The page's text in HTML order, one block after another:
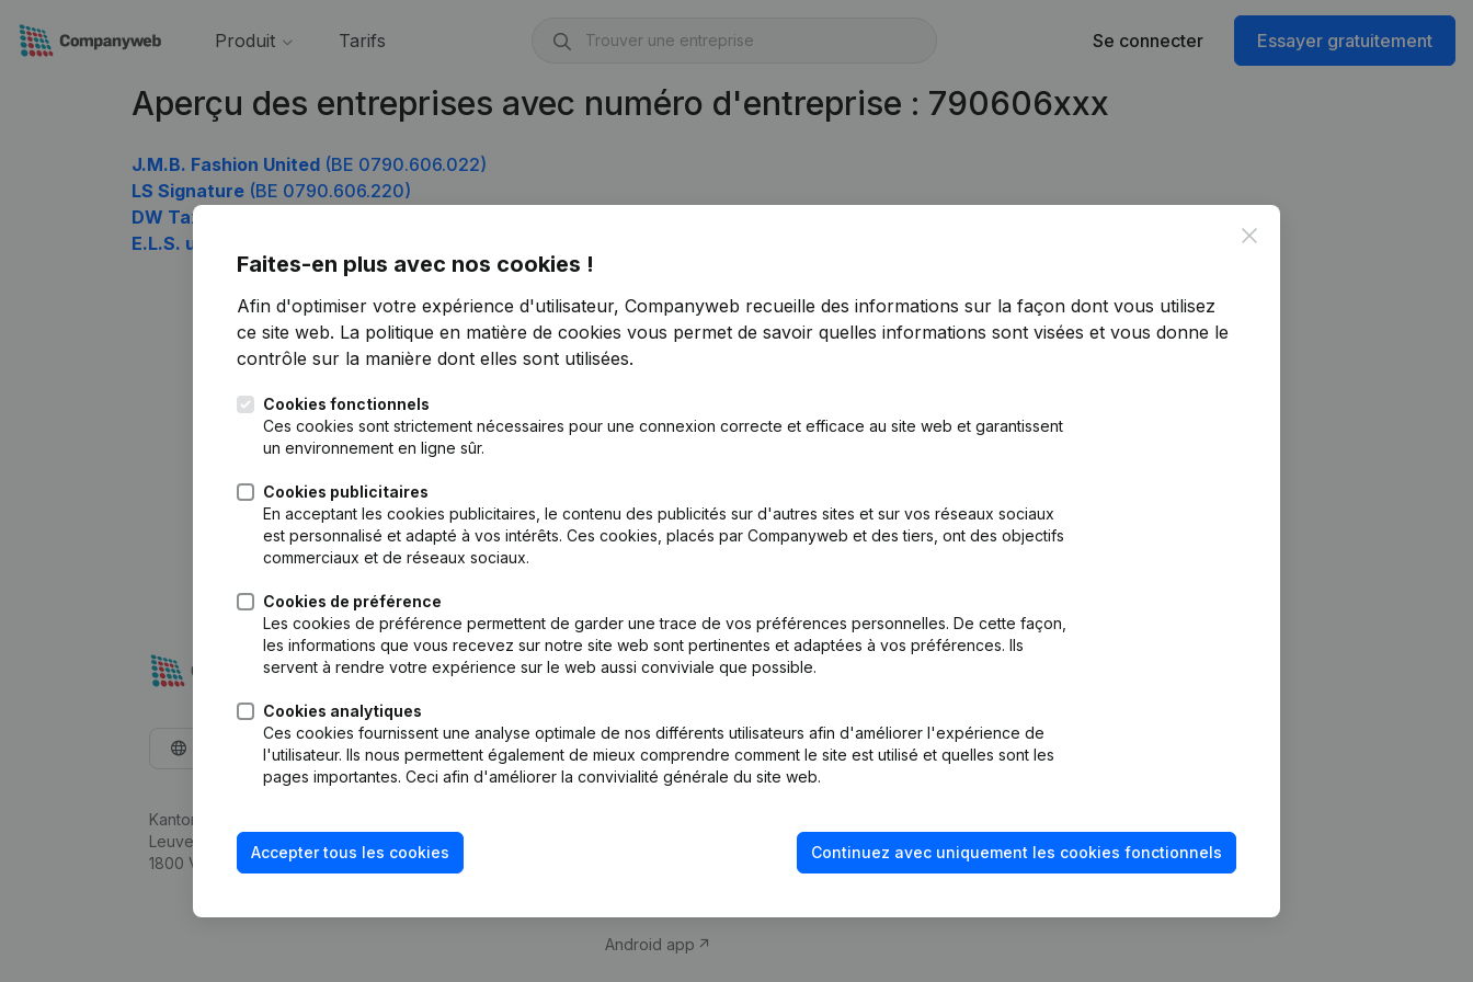
Produit Tarifs Se connecter Essayer gratuitement
Aperçu des entreprises avec numéro d'entreprise : 790606xxx
J.M.B. Fashion United (BE 0790.606.022)
LS Signature (BE 0790.606.220)
DW Tax & Legal
E.L.S. upgrade
Close
Faites-en plus avec nos cookies !
Afin d'optimiser votre expérience d'utilisateur, Companyweb recueille des informations sur la façon dont vous utilisez
ce site web. La politique en matière de cookies vous permet de savoir quelles informations sont visées et vous donne le
contrôle sur la manière dont elles sont utilisées.
Cookies fonctionnels
Ces cookies sont strictement nécessaires pour une connexion correcte et efficace au site web et garantissent
un environnement en ligne sûr.
Cookies publicitaires
En acceptant les cookies publicitaires, le contenu des publicités sur d'autres sites et sur vos réseaux sociaux
est personnalisé et adapté à vos intérêts. Ces cookies, placés par Companyweb et des tiers, ont des objectifs
commerciaux et de réseaux sociaux.
Cookies de préférence
Les cookies de préférence permettent de garder une trace de vos préférences personnelles. De cette façon,
les informations que vous recevez sur notre site web sont pertinentes et adaptées à vos préférences. Ils
servent à rendre votre expérience sur le web aussi conviviale que possible.
Cookies analytiques
Ces cookies fournissent une analyse optimale de nos différents utilisateurs afin d'améliorer l'expérience de
l'utilisateur. Ils nous permettent également de mieux comprendre comment le site est utilisé et quelles sont les
pages importantes. Ceci afin d'améliorer la convivialité générale du site web.
Accepter tous les cookies Continuez avec uniquement les cookies fonctionnels
Français
Kantorenpark Everest
Leuvensesteenweg 248D,
1800 Vilvoorde
Produit
d’entreprise
Monitoring
Android app
fraude
Consulter des comptes annuels
Vérification de la solvabilité